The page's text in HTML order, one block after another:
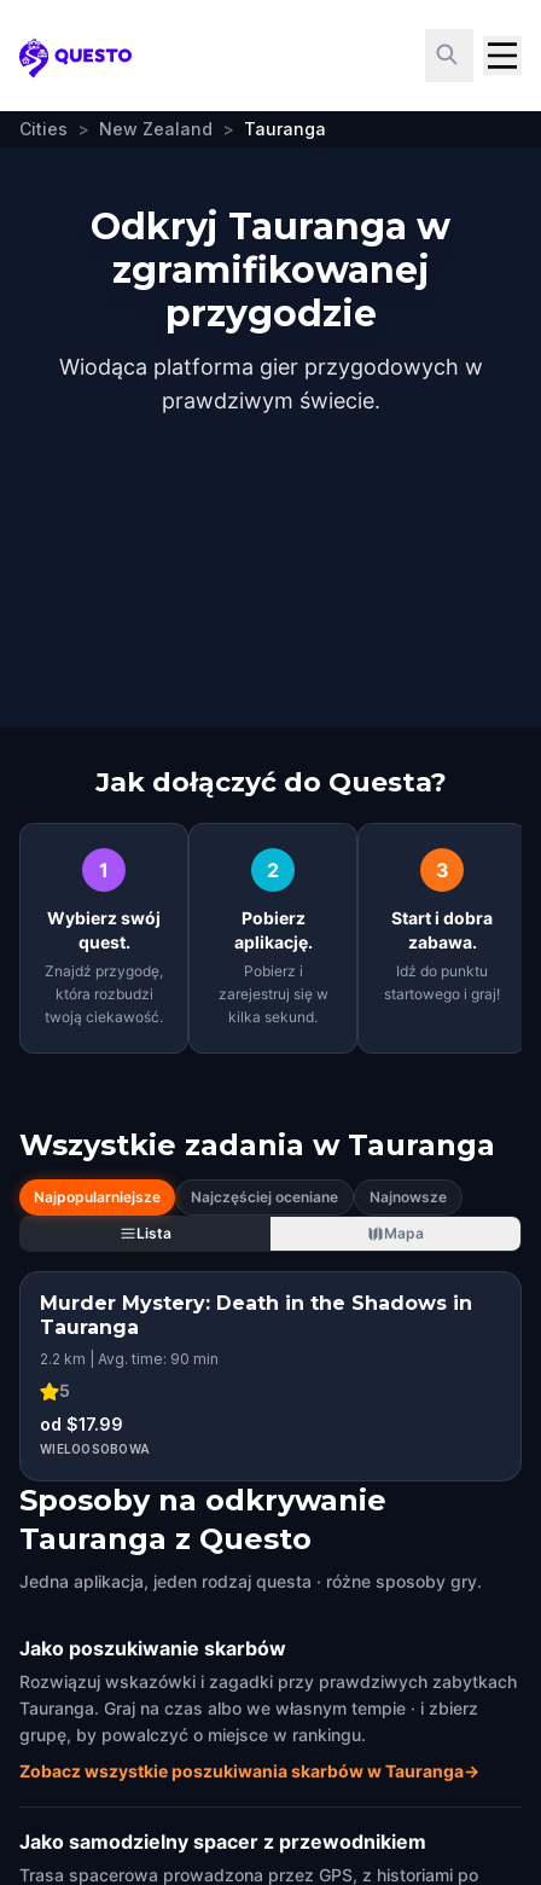
Questo
Cities > New Zealand > Tauranga
Odkryj Tauranga w
zgramifikowanej
przygodzie
Wiodąca platforma gier przygodowych w
prawdziwym świecie.
Jak dołączyć do Questa?
1
Wybierz swój
quest.
Znajdź przygodę,
która rozbudzi
twoją ciekawość.
2
Pobierz
aplikację.
Pobierz i
zarejestruj się w
kilka sekund.
3
Start i dobra
zabawa.
Idź do punktu
startowego i graj!
Wszystkie zadania w Tauranga
Najpopularniejsze Najczęściej oceniane
Najnowsze
Lista
Mapa
Murder Mystery: Death in the Shadows in
Tauranga
2.2 km | Avg. time: 90 min
5
od $17.99
WIELOOSOBOWA
Sposoby na odkrywanie
Tauranga z Questo
Jedna aplikacja, jeden rodzaj questa · różne sposoby gry.
Jako poszukiwanie skarbów
Rozwiązuj wskazówki i zagadki przy prawdziwych zabytkach
Tauranga. Graj na czas albo we własnym tempie · i zbierz
grupę, by powalczyć o miejsce w rankingu.
Zobacz wszystkie poszukiwania skarbów w Tauranga→
Jako samodzielny spacer z przewodnikiem
Trasa spacerowa prowadzona przez GPS, z historiami po